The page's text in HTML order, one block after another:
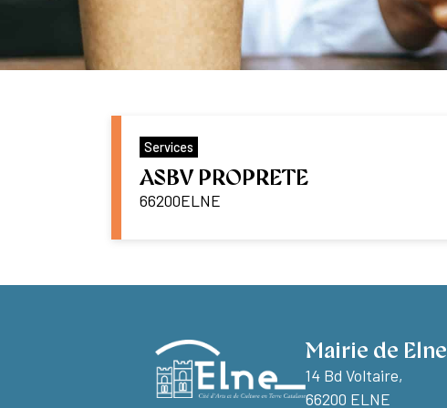
Services
ASBV PROPRETE
66200ELNE
Mairie de Elne
14 Bd Voltaire,
66200 ELNE